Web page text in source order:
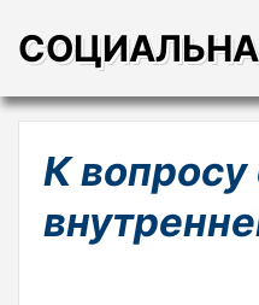
К вопросу